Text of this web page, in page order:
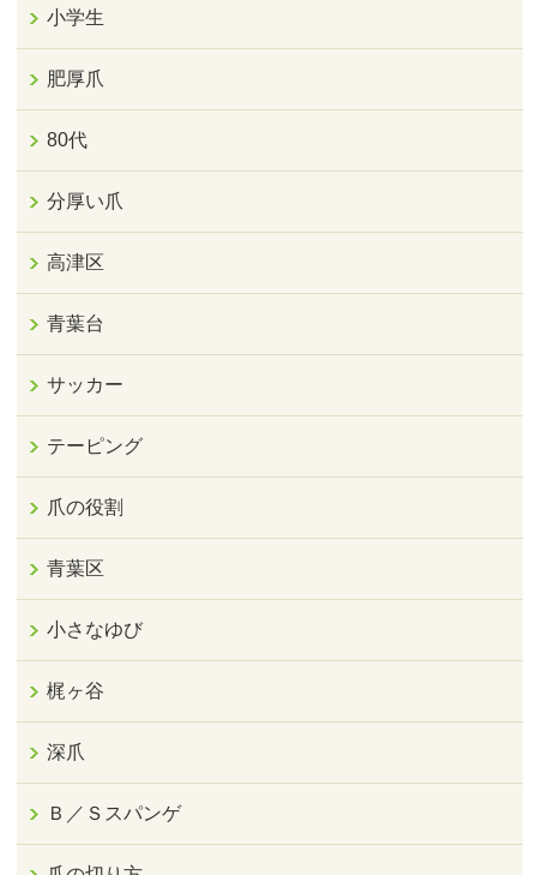
小学生
肥厚爪
80代
分厚い爪
高津区
青葉台
サッカー
テーピング
爪の役割
青葉区
小さなゆび
梶ヶ谷
深爪
Ｂ／Ｓスパンゲ